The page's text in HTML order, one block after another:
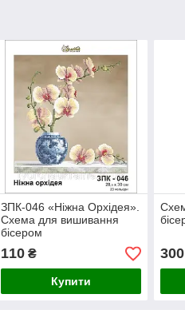
ЗПК-046 «Ніжна Орхідея».
Схема для вишивання
бісером
110₴
Купити
300